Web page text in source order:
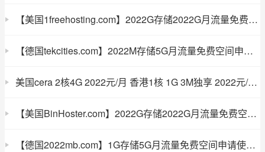
【美国1freehosting.com】2022G存储2022G月流量免费空间申请使用教程
【德国tekcities.com】2022M存储5G月流量免费空间申请使用教程
美国cera 2核4G 2022元/月 香港1核 1G 3M独享 2022元/月 赠送香港美国免费空间 美得云
【美国BinHoster.com】2022G存储2022G月流量免费空间申请使用教程
【德国2022mb.com】1G存储5G月流量免费空间申请使用教程